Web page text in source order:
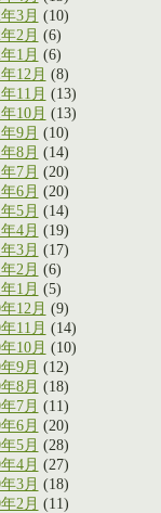
3月 (10)
2月 (6)
1月 (6)
12月 (8)
11月 (13)
10月 (13)
9月 (10)
8月 (14)
7月 (20)
6月 (20)
5月 (14)
4月 (19)
3月 (17)
2月 (6)
1月 (5)
12月 (9)
11月 (14)
10月 (10)
9月 (12)
8月 (18)
7月 (11)
6月 (20)
5月 (28)
4月 (27)
3月 (18)
2月 (11)